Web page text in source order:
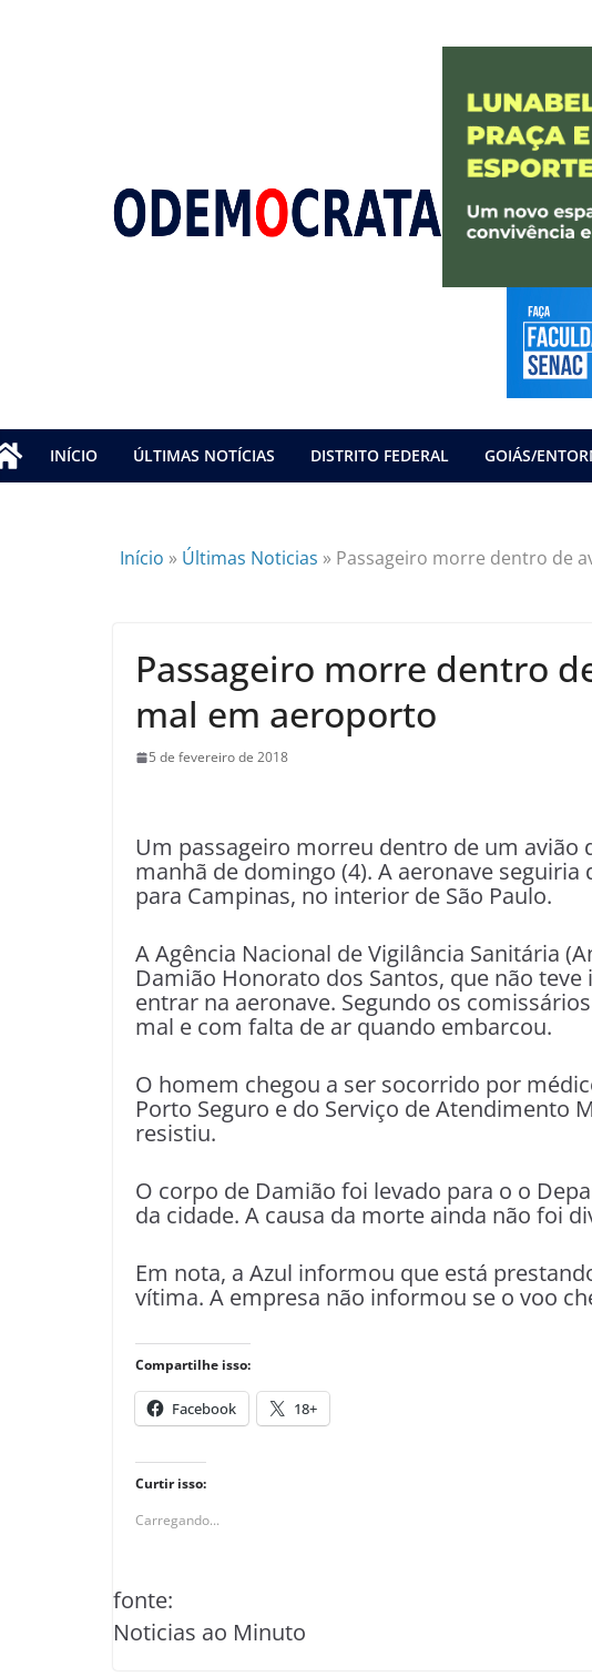
INÍCIO ÚLTIMAS NOTÍCIAS DISTRITO FEDERAL GOIÁS/
Início » Últimas Noticias » Passageiro morre dentro de
Passageiro morre dentro
mal em aeroporto
5 de fevereiro de 2018
Um passageiro morreu dentro de um avião
manhã de domingo (4). A aeronave seguiria
para Campinas, no interior de São Paulo.
A Agência Nacional de Vigilância Sanitária
Damião Honorato dos Santos, que não
entrar na aeronave. Segundo os
mal e com falta de ar quando embarcou.
O homem chegou a ser socorrido por
Porto Seguro e do Serviço de Atendimento
resistiu.
O corpo de Damião foi levado para o o
da cidade. A causa da morte ainda não foi
Em nota, a Azul informou que está
vítima. A empresa não informou se o voo
Compartilhe isso:
Facebook 18+
Curtir isso:
Carregando...
fonte:
Noticias ao Minuto